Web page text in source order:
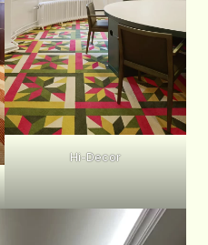
Hi-Decor